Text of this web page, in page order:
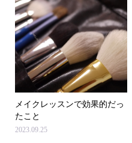
メイクレッスンで効果的だっ
たこと
2023.09.25